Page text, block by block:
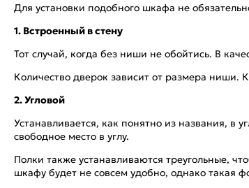
Для установки подобного шкафа не
1. Встроенный в стену
Тот случай, когда без ниши не обойтись. В
Количество дверок зависит от размера
2. Угловой
Устанавливается, как понятно из названия, в
свободное место в углу.
Полки также устанавливаются треугольные,
шкафу будет не совсем удобно, однако такая